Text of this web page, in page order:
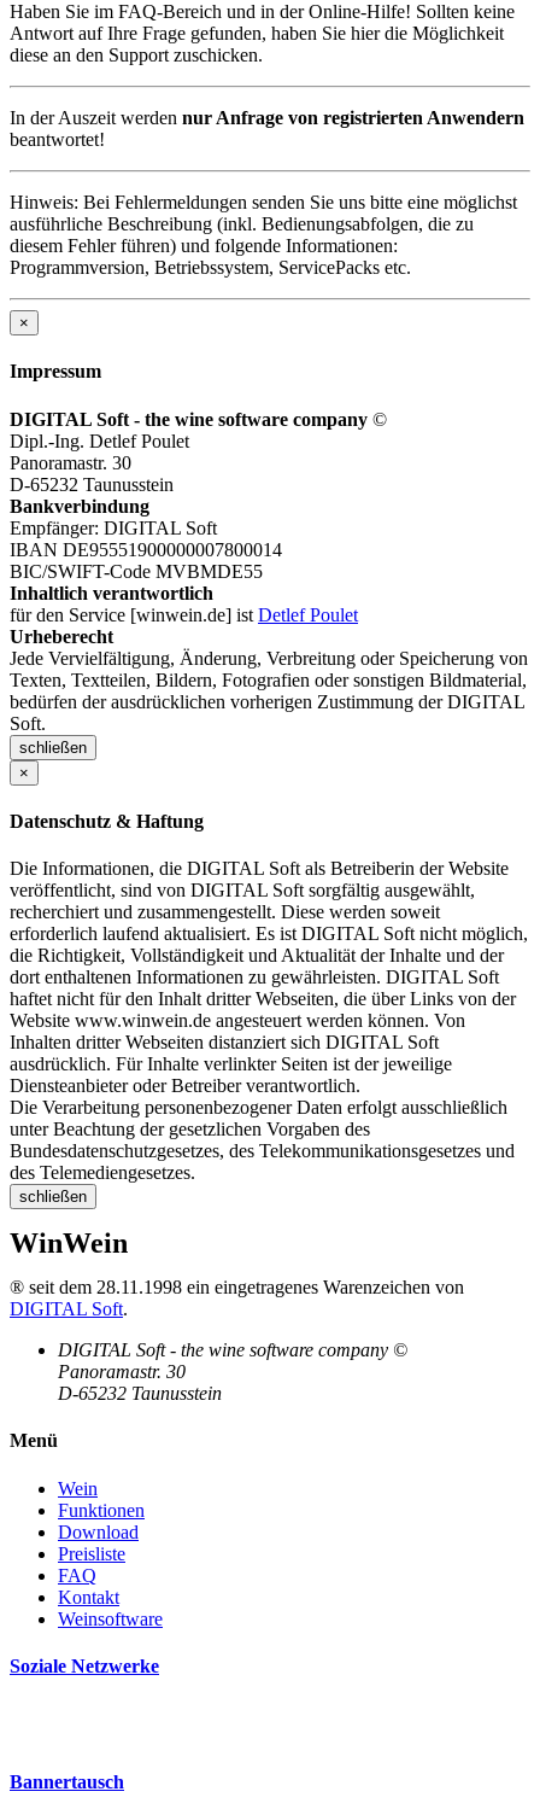
Haben Sie im FAQ-Bereich und in der Online-Hilfe! Sollten keine
Antwort auf Ihre Frage gefunden, haben Sie hier die Möglichkeit
diese an den Support zuschicken.
In der Auszeit werden nur Anfrage von registrierten Anwendern
beantwortet!
Hinweis: Bei Fehlermeldungen senden Sie uns bitte eine möglichst
ausführliche Beschreibung (inkl. Bedienungsabfolgen, die zu
diesem Fehler führen) und folgende Informationen:
Programmversion, Betriebssystem, ServicePacks etc.
×
Impressum
DIGITAL Soft - the wine software company ©
Dipl.-Ing. Detlef Poulet
Panoramastr. 30
D-65232 Taunusstein
Bankverbindung
Empfänger: DIGITAL Soft
IBAN DE95551900000007800014
BIC/SWIFT-Code MVBMDE55
Inhaltlich verantwortlich
für den Service [winwein.de] ist Detlef Poulet
Urheberecht
Jede Vervielfältigung, Änderung, Verbreitung oder Speicherung von
Texten, Textteilen, Bildern, Fotografien oder sonstigen Bildmaterial,
bedürfen der ausdrücklichen vorherigen Zustimmung der DIGITAL
Soft.
schließen
×
Datenschutz & Haftung
Die Informationen, die DIGITAL Soft als Betreiberin der Website
veröffentlicht, sind von DIGITAL Soft sorgfältig ausgewählt,
recherchiert und zusammengestellt. Diese werden soweit
erforderlich laufend aktualisiert. Es ist DIGITAL Soft nicht möglich,
die Richtigkeit, Vollständigkeit und Aktualität der Inhalte und der
dort enthaltenen Informationen zu gewährleisten. DIGITAL Soft
haftet nicht für den Inhalt dritter Webseiten, die über Links von der
Website www.winwein.de angesteuert werden können. Von
Inhalten dritter Webseiten distanziert sich DIGITAL Soft
ausdrücklich. Für Inhalte verlinkter Seiten ist der jeweilige
Diensteanbieter oder Betreiber verantwortlich.
Die Verarbeitung personenbezogener Daten erfolgt ausschließlich
unter Beachtung der gesetzlichen Vorgaben des
Bundesdatenschutzgesetzes, des Telekommunikationsgesetzes und
des Telemediengesetzes.
schließen
WinWein
® seit dem 28.11.1998 ein eingetragenes Warenzeichen von
DIGITAL Soft.
DIGITAL Soft - the wine software company ©
Panoramastr. 30
D-65232 Taunusstein
Menü
Wein
Funktionen
Download
Preisliste
FAQ
Kontakt
Weinsoftware
Soziale Netzwerke
Bannertausch